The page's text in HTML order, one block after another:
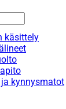
käsittely
ja kynnysmatot